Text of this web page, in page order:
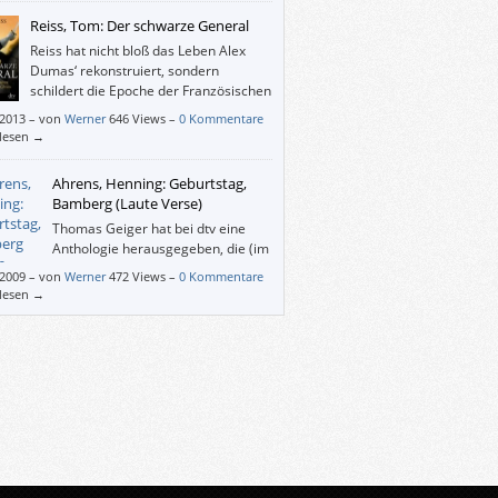
Reiss, Tom: Der schwarze General
Reiss hat nicht bloß das Leben Alex
Dumas‘ rekonstruiert, sondern
schildert die Epoche der Französischen
Revolution und Napoleons so
vorstell- und verstehbar, dass „Der
denen sowohl der Soldat als auch sein
Sohn egal sind.
– von Werner 646 Views – 0 Kommentare
→
Ahrens, Henning: Geburtstag,
Bamberg (Laute Verse)
Thomas Geiger hat bei dtv eine
Anthologie herausgegeben, die (im
Regelfall) in eigenständigen
veröffentlichte Gedichte von
– von Werner 472 Views – 0 Kommentare
→